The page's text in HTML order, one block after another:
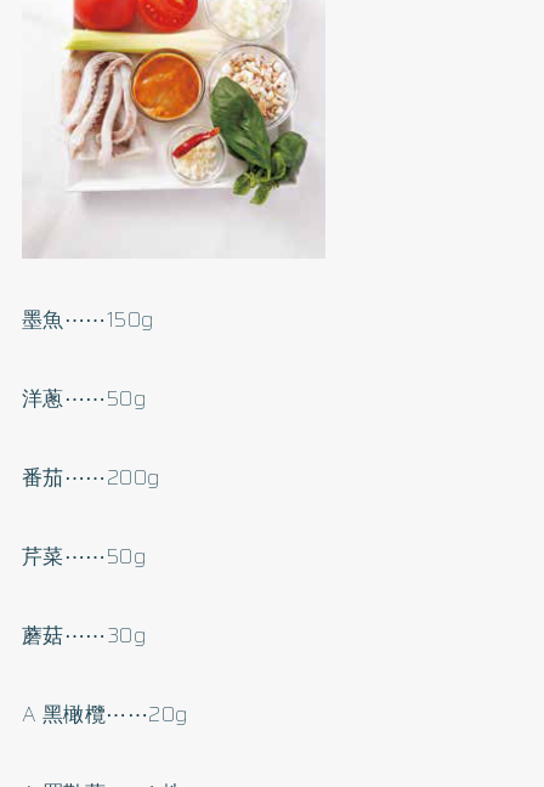
墨魚⋯⋯150g
洋蔥⋯⋯50g
番茄⋯⋯200g
芹菜⋯⋯50g
蘑菇⋯⋯30g
A 黑橄欖⋯⋯20g